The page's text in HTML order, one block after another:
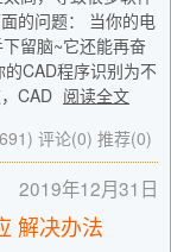
的问题： 当你的电
留脑~它还能再奋
CAD程序识别为不
CAD 阅读全文
评论(0) 推荐(0)
2019年12月31日
解决办法